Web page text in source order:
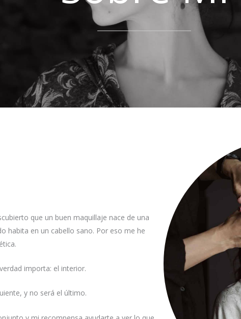
que un buen maquillaje nace de una
habita en un cabello sano. Por eso me he
importa: el interior.
y no será el último.